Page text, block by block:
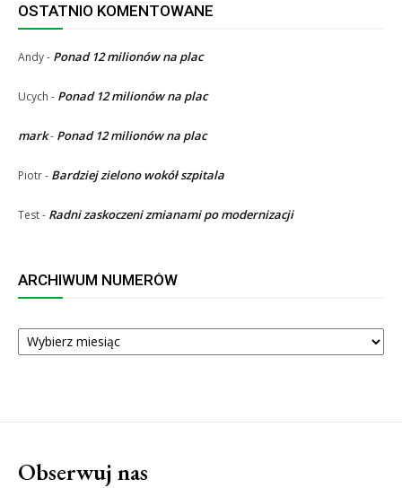
OSTATNIO KOMENTOWANE
Andy- Ponad 12 milionów na plac
Ucych - Ponad 12 milionów na plac
mark- Ponad 12 milionów na plac
Piotr- Bardziej zielono wokół szpitala
Test- Radni zaskoczeni zmianami po modernizacji
ARCHIWUM NUMERÓW
ARCHIWUM
NUMERÓW
Obserwuj nas